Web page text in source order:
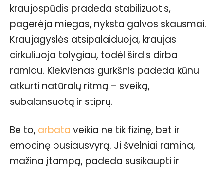
kraujospūdis pradeda stabilizuotis,
pagerėja miegas, nyksta galvos skausmai.
Kraujagyslės atsipalaiduoja, kraujas
cirkuliuoja tolygiau, todėl širdis dirba
ramiau. Kiekvienas gurkšnis padeda kūnui
atkurti natūralų ritmą – sveiką,
subalansuotą ir stiprų.
Be to, arbata veikia ne tik fizinę, bet ir
emocinę pusiausvyrą. Ji švelniai ramina,
mažina įtampą, padeda susikaupti ir